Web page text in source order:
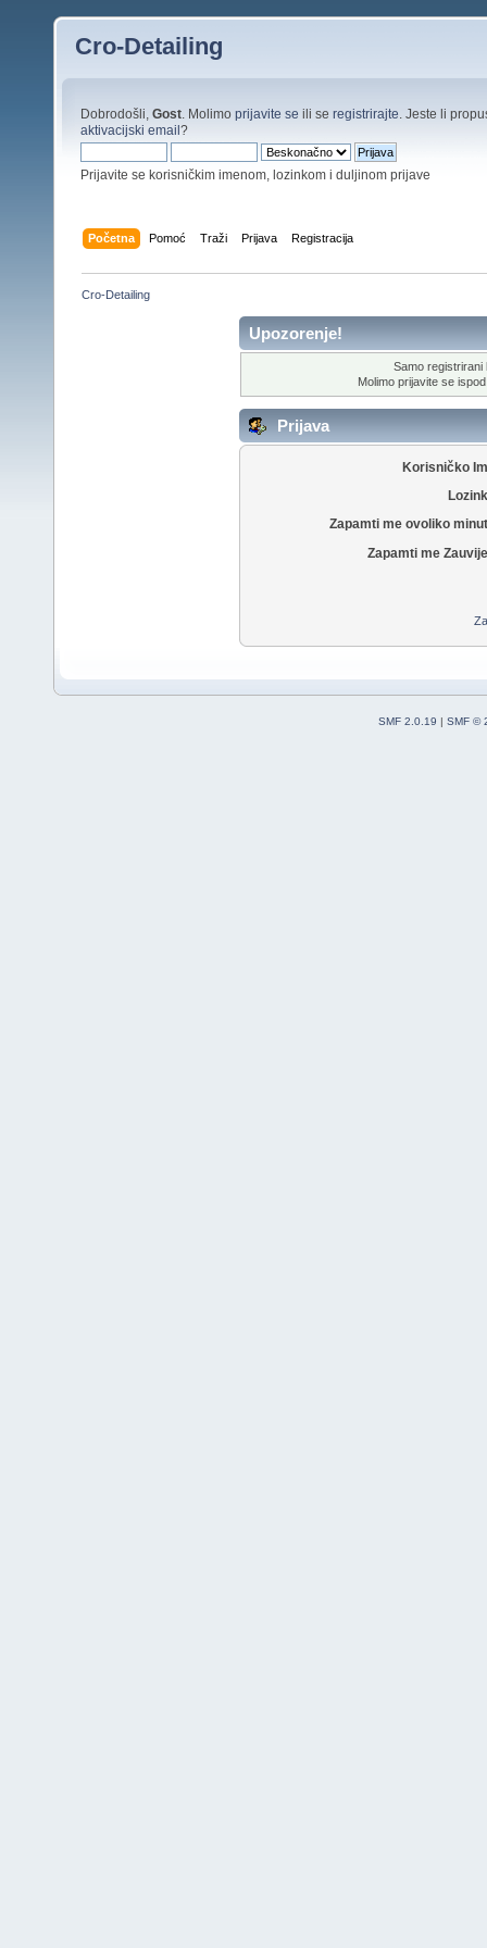
Cro-Detailing
Dobrodošli, Gost . Molimo prijavite se ili se registrirajte . Jeste li
aktivacijski email?
Prijavite se korisničkim imenom, lozinkom i duljinom prijave
Početna Pomoć Traži Prijava Registracija
Cro-Detailing
Upozorenje!
Samo registrirani
Molimo prijavite se
Prijava
Korisničko
Zapamti me ovoliko
Zapamti me
SMF 2.0.19 | SMF ©